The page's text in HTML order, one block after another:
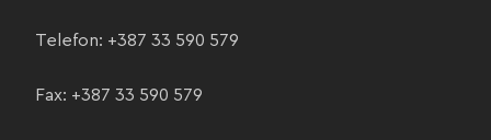
Telefon: +387 33 590 579
Fax: +387 33 590 579